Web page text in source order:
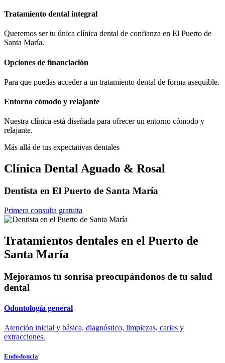
Tratamiento dental integral
Queremos ser tu única clínica dental de confianza en El Puerto de
Santa María.
Opciones de financiación
Para que puedas acceder a un tratamiento dental de forma asequible.
Entorno cómodo y relajante
Nuestra clínica está diseñada para ofrecer un entorno cómodo y
relajante.
Más allá de tus expectativas dentales
Clínica Dental Aguado & Rosal
Dentista en El Puerto de Santa María
Primera consulta gratuita
Tratamientos dentales en el Puerto de
Santa María
Mejoramos tu sonrisa preocupándonos de tu salud
dental
Odontología general
Atención inicial y básica, diagnóstico, limpiezas, caries y
extracciones.
Endodoncia